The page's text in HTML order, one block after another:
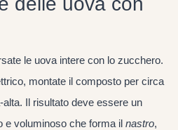
le uova intere con lo zucchero.
montate il composto per circa
Il risultato deve essere un
e voluminoso che forma il nastro,